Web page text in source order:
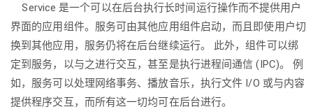
Service 是一个可以在后台执行长时间运行操作而不提供用户
界面的应用组件。服务可由其他应用组件启动，而且即使用户切
换到其他应用，服务仍将在后台继续运行。 此外，组件可以绑
定到服务，以与之进行交互，甚至是执行进程间通信 (IPC)。 例
如，服务可以处理网络事务、播放音乐，执行文件 I/O 或与内容
提供程序交互，而所有这一切均可在后台进行。